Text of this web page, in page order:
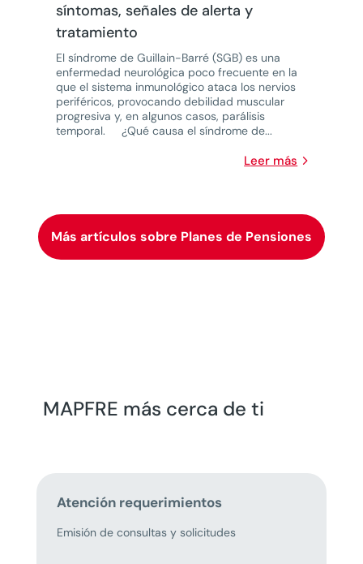
síntomas, señales de alerta y
tratamiento
El síndrome de Guillain-Barré (SGB) es una
enfermedad neurológica poco frecuente en la
que el sistema inmunológico ataca los nervios
periféricos, provocando debilidad muscular
progresiva y, en algunos casos, parálisis
temporal. ¿Qué causa el síndrome de...
leer más
Más artículos sobre Planes de Pensiones
MAPFRE más cerca de ti
Atención requerimientos
Emisión de consultas y solicitudes